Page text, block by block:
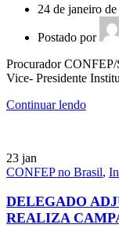
24 de janeiro
Postado por
Procurador CONFEP/
Vice- Presidente
Continuar lendo
23 jan
CONFEP no Brasil,
DELEGADO
REALIZA